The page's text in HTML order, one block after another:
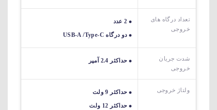
تعداد درگاه های
خروجی
2 عدد
دو درگاه USB-A /Type-C
شدت جریان
خروجی
حداکثر 2.4 آمپر
ولتاژ خروجی
حداکثر 9 ولت
حداکثر 12 ولت